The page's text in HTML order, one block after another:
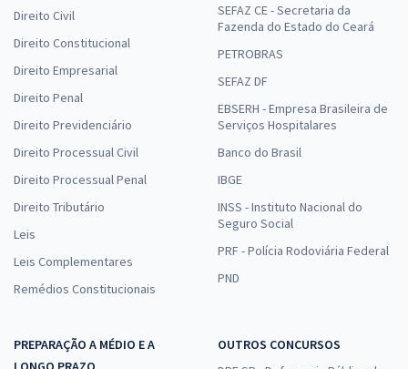
Direito Civil
Direito Constitucional
Direito Empresarial
Direito Penal
Direito Previdenciário
Direito Processual Civil
Direito Processual Penal
Direito Tributário
Leis
Leis Complementares
Remédios Constitucionais
SEFAZ CE - Secretaria da
Fazenda do Estado do Ceará
PETROBRAS
SEFAZ DF
EBSERH - Empresa Brasileira de
Serviços Hospitalares
Banco do Brasil
IBGE
INSS - Instituto Nacional do
Seguro Social
PRF - Polícia Rodoviária Federal
PND
PREPARAÇÃO A MÉDIO E A
OUTROS CONCURSOS